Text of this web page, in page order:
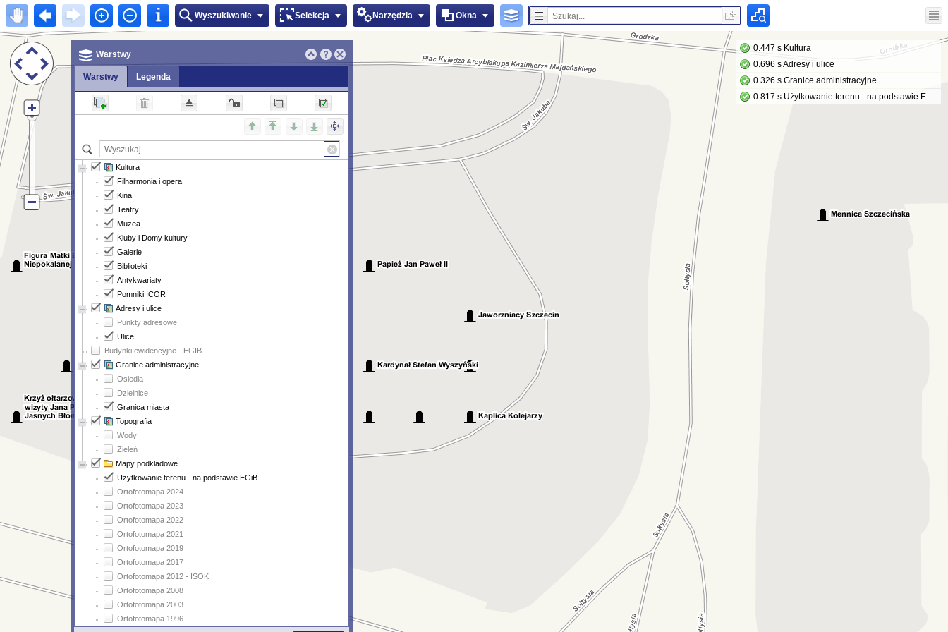
Wyszukiwanie Selekcja Narzędzia Okna
0.447 s Kultura
0.696 s Adresy i ulice
0.326 s Granice administracyjne
0.817 s Użytkowanie terenu - na podstawie EGiB
Warstwy
Warstwy Legenda
Kultura
Filharmonia i opera
Kina
Teatry
Muzea
Kluby i Domy kultury
Galerie
Biblioteki
Antykwariaty
Pomniki ICOR
Adresy i ulice
Punkty adresowe
Ulice
Budynki ewidencyjne - EGIB
Granice administracyjne
Osiedla
Dzielnice
Granica miasta
Topografia
Wody
Zieleń
Mapy podkładowe
Użytkowanie terenu - na podstawie EGiB
Ortofotomapa 2024
Ortofotomapa 2023
Ortofotomapa 2022
Ortofotomapa 2021
Ortofotomapa 2019
Ortofotomapa 2017
Ortofotomapa 2012 - ISOK
Ortofotomapa 2008
Ortofotomapa 2003
Ortofotomapa 1996